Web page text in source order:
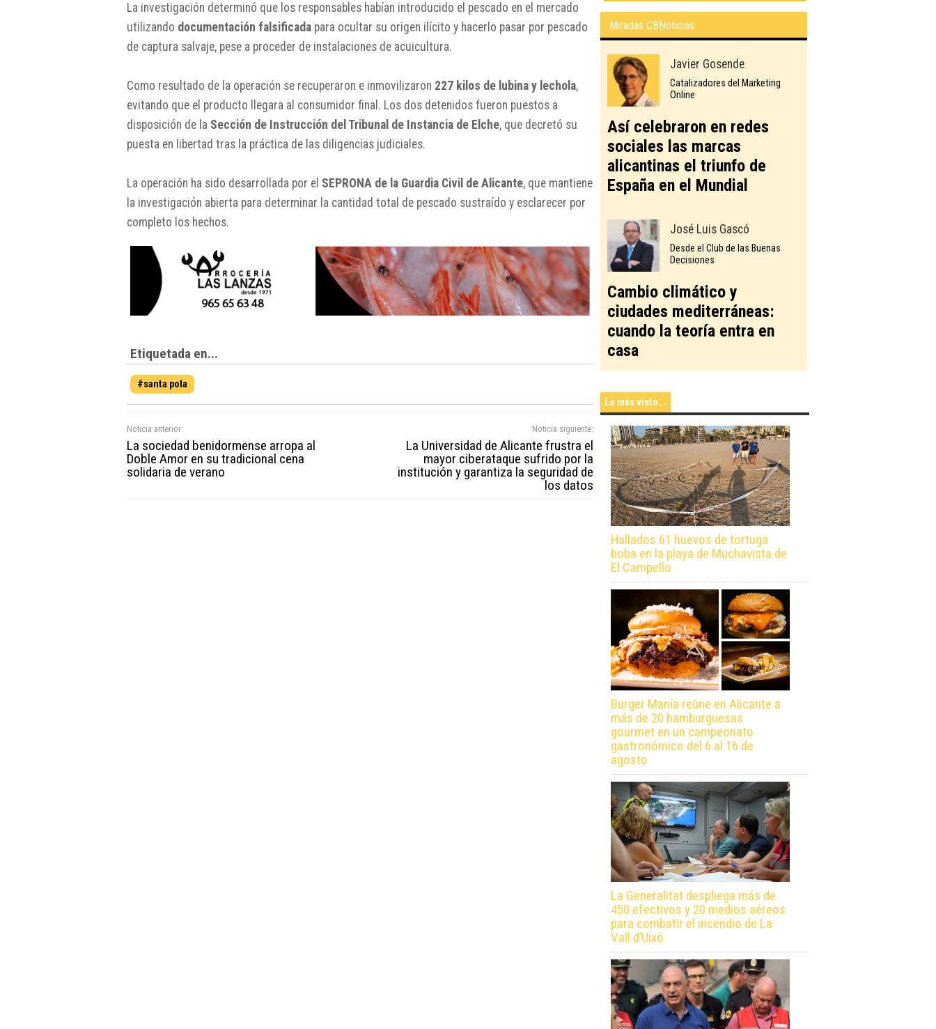
La investigación determinó que los responsables habían introducido el pescado en el mercado
utilizando documentación falsificada para ocultar su origen ilícito y hacerlo pasar por pescado
de captura salvaje, pese a proceder de instalaciones de acuicultura.
Como resultado de la operación se recuperaron e inmovilizaron 227 kilos de lubina y lechola,
evitando que el producto llegara al consumidor final. Los dos detenidos fueron puestos a
disposición de la Sección de Instrucción del Tribunal de Instancia de Elche, que decretó su
puesta en libertad tras la práctica de las diligencias judiciales.
La operación ha sido desarrollada por el SEPRONA de la Guardia Civil de Alicante, que mantiene
la investigación abierta para determinar la cantidad total de pescado sustraído y esclarecer por
completo los hechos.
Etiquetada en...
#santa pola
Noticia anterior:
La sociedad benidormense arropa al
Doble Amor en su tradicional cena
solidaria de verano
Noticia siguiente:
La Universidad de Alicante frustra el
mayor ciberataque sufrido por la
institución y garantiza la seguridad de
los datos
Miradas CBNoticias
Javier Gosende
Catalizadores del Marketing
Online
Así celebraron en redes
sociales las marcas
alicantinas el triunfo de
España en el Mundial
José Luis Gascó
Desde el Club de las Buenas
Decisiones
Cambio climático y
ciudades mediterráneas:
cuando la teoría entra en
casa
Lo más visto...
Hallados 61 huevos de tortuga
boba en la playa de Muchavista de
El Campello
Burger Manía reúne en Alicante a
más de 20 hamburguesas
gourmet en un campeonato
gastronómico del 6 al 16 de
agosto
La Generalitat despliega más de
450 efectivos y 20 medios aéreos
para combatir el incendio de La
Vall d’Uixó